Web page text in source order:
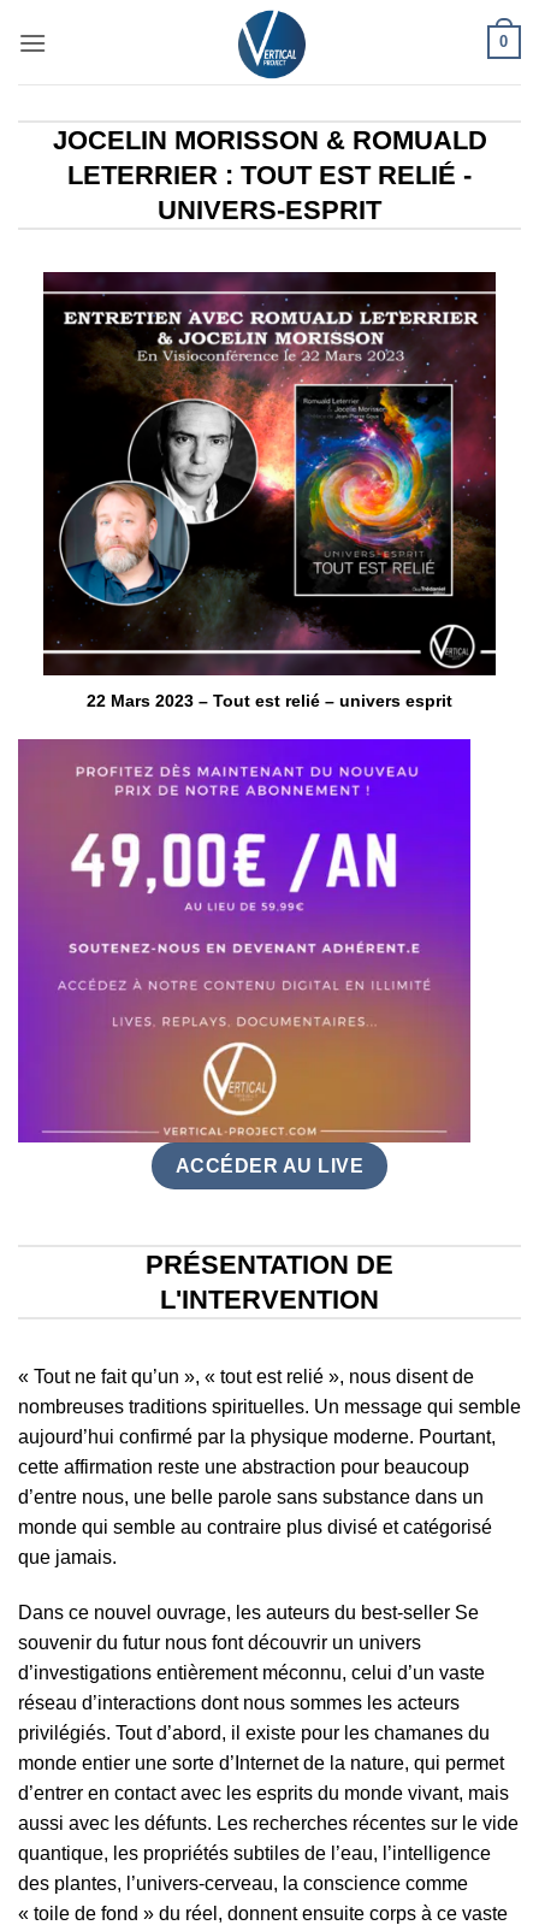
0
JOCELIN MORISSON & ROMUALD
LETERRIER : TOUT EST RELIÉ -
UNIVERS-ESPRIT
22 Mars 2023 – Tout est relié – univers esprit
ACCÉDER AU LIVE
PRÉSENTATION DE
L'INTERVENTION
« Tout ne fait qu’un », « tout est relié », nous disent de
nombreuses traditions spirituelles. Un message qui semble
aujourd’hui confirmé par la physique moderne. Pourtant,
cette affirmation reste une abstraction pour beaucoup
d’entre nous, une belle parole sans substance dans un
monde qui semble au contraire plus divisé et catégorisé
que jamais.
Dans ce nouvel ouvrage, les auteurs du best-seller Se
souvenir du futur nous font découvrir un univers
d’investigations entièrement méconnu, celui d’un vaste
réseau d’interactions dont nous sommes les acteurs
privilégiés. Tout d’abord, il existe pour les chamanes du
monde entier une sorte d’Internet de la nature, qui permet
d’entrer en contact avec les esprits du monde vivant, mais
aussi avec les défunts. Les recherches récentes sur le vide
quantique, les propriétés subtiles de l’eau, l’intelligence
des plantes, l’univers-cerveau, la conscience comme
« toile de fond » du réel, donnent ensuite corps à ce vaste